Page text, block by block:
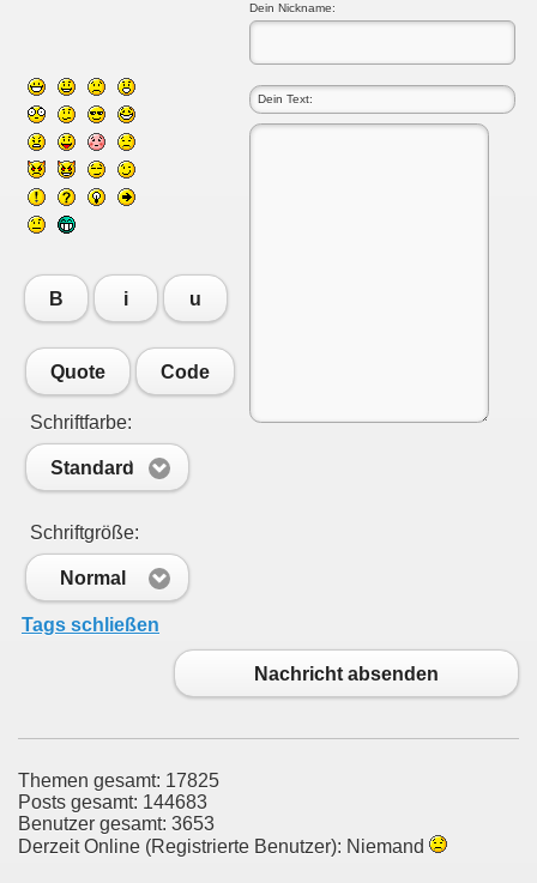
Dein Nickname:
B i u
Quote Code
Schriftfarbe:
Standard
Schriftgröße:
Normal
Tags schließen
Nachricht absenden
Themen gesamt: 17825
Posts gesamt: 144683
Benutzer gesamt: 3653
Derzeit Online (Registrierte Benutzer): Niemand